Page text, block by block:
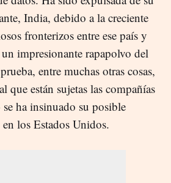
India, debido a la creciente
fronterizos entre ese país y
impresionante rapapolvo del
entre muchas otras cosas,
que están sujetas las compañías
ha insinuado su posible
los Estados Unidos.